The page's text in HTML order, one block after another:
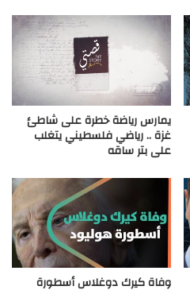
يمارس رياضة خطرة على شاطئ
غزة .. رياضي فلسطيني يتغلب
على بتر ساقه
وفاة كيرك دوغلاس أسطورة